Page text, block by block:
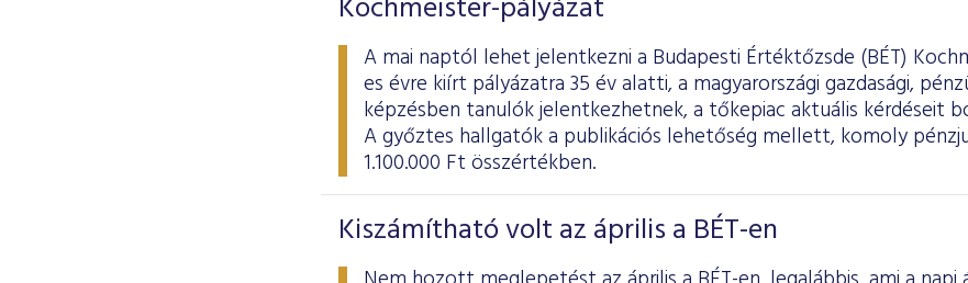
Kochmeister-pályázat
A mai naptól lehet jelentkezni a Budapesti Értéktőzsde (BÉT)
es évre kiírt pályázatra 35 év alatti, a magyarországi gazdasági,
képzésben tanulók jelentkezhetnek, a tőkepiac aktuális kérdéseit
A győztes hallgatók a publikációs lehetőség mellett, komoly
1.100.000 Ft összértékben.
Kiszámítható volt az április a BÉT-en